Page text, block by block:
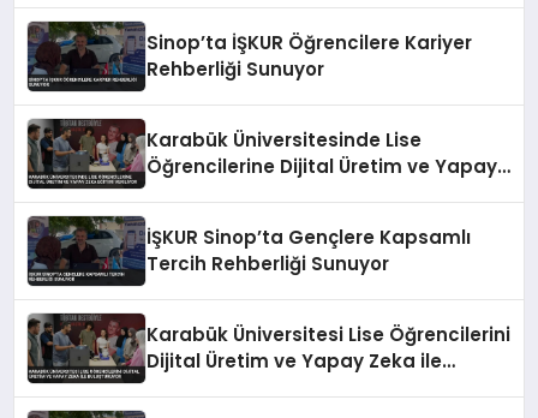
Sinop’ta İŞKUR Öğrencilere Kariyer
Rehberliği Sunuyor
Karabük Üniversitesinde Lise
Öğrencilerine Dijital Üretim ve Yapay
İŞKUR Sinop’ta Gençlere Kapsamlı
Tercih Rehberliği Sunuyor
Karabük Üniversitesi Lise Öğrencilerini
Dijital Üretim ve Yapay Zeka ile